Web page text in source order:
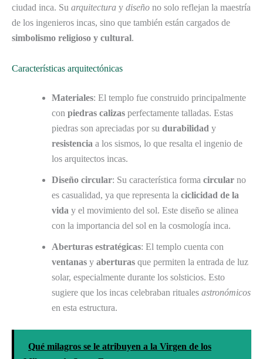
ciudad inca. Su arquitectura y diseño no solo reflejan la maestría
de los ingenieros incas, sino que también están cargados de
simbolismo religioso y cultural.
Características arquitectónicas
Materiales: El templo fue construido principalmente
con piedras calizas perfectamente talladas. Estas
piedras son apreciadas por su durabilidad y
resistencia a los sismos, lo que resalta el ingenio de
los arquitectos incas.
Diseño circular: Su característica forma circular no
es casualidad, ya que representa la ciclicidad de la
vida y el movimiento del sol. Este diseño se alinea
con la importancia del sol en la cosmología inca.
Aberturas estratégicas: El templo cuenta con
ventanas y aberturas que permiten la entrada de luz
solar, especialmente durante los solsticios. Esto
sugiere que los incas celebraban rituales astronómicos
en esta estructura.
Qué milagros se le atribuyen a la Virgen de los